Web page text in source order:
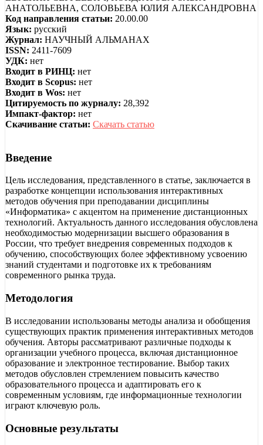
АНАТОЛЬЕВНА, СОЛОВЬЕВА ЮЛИЯ АЛЕКСАНДРОВНА
Код направления статьи: 20.00.00
Язык: русский
Журнал: НАУЧНЫЙ АЛЬМАНАХ
ISSN: 2411-7609
УДК: нет
Входит в РИНЦ: нет
Входит в Scopus: нет
Входит в Wos: нет
Цитируемость по журналу: 28,392
Импакт-фактор: нет
Скачивание статьи: Скачать статью
Введение
Цель исследования, представленного в статье, заключается в
разработке концепции использования интерактивных
методов обучения при преподавании дисциплины
«Информатика» с акцентом на применение дистанционных
технологий. Актуальность данного исследования обусловлена
необходимостью модернизации высшего образования в
России, что требует внедрения современных подходов к
обучению, способствующих более эффективному усвоению
знаний студентами и подготовке их к требованиям
современного рынка труда.
Методология
В исследовании использованы методы анализа и обобщения
существующих практик применения интерактивных методов
обучения. Авторы рассматривают различные подходы к
организации учебного процесса, включая дистанционное
образование и электронное тестирование. Выбор таких
методов обусловлен стремлением повысить качество
образовательного процесса и адаптировать его к
современным условиям, где информационные технологии
играют ключевую роль.
Основные результаты